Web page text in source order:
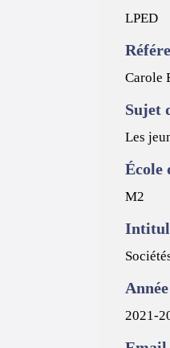
LPED
Carole
Sujet
Les
École
M2
2021-